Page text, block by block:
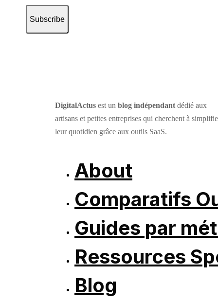
Subscribe
DigitalActus est un blog indépendant dédié aux
artisans et petites entreprises qui cherchent à
leur quotidien grâce aux outils SaaS.
About
Comparatifs
Guides par
Ressources
Blog